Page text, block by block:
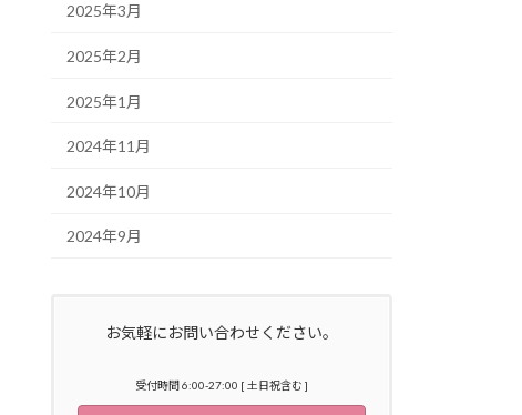
2025年3月
2025年2月
2025年1月
2024年11月
2024年10月
2024年9月
お気軽にお問い合わせください。
受付時間 6:00-27:00 [ 土日祝含む ]